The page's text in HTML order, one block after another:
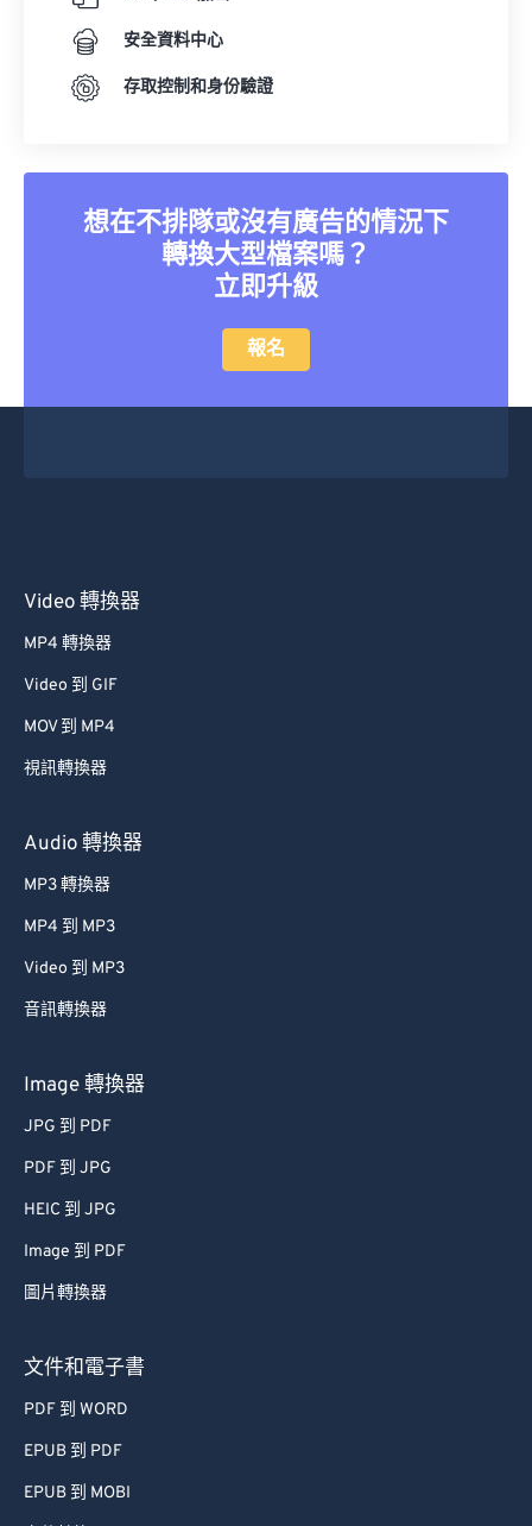
安全資料中心
存取控制和身份驗證
想在不排隊或沒有廣告的情況下
轉換大型檔案嗎？
立即升級
報名
Video 轉換器
MP4 轉換器
Video 到 GIF
MOV 到 MP4
視訊轉換器
Audio 轉換器
MP3 轉換器
MP4 到 MP3
Video 到 MP3
音訊轉換器
Image 轉換器
JPG 到 PDF
PDF 到 JPG
HEIC 到 JPG
Image 到 PDF
圖片轉換器
文件和電子書
PDF 到 WORD
EPUB 到 PDF
EPUB 到 MOBI